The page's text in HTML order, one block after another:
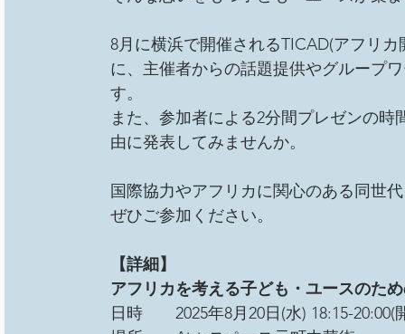
8月に横浜で開催されるTICAD(アフリ
に、主催者からの話題提供やグループ
す。
また、参加者による2分間プレゼンの
由に発表してみませんか。
国際協力やアフリカに関心のある同世
ぜひご参加ください。
【詳細】
アフリカを考える子ども・ユースのた
日時　　2025年8月20日(水) 18:15-20:00(